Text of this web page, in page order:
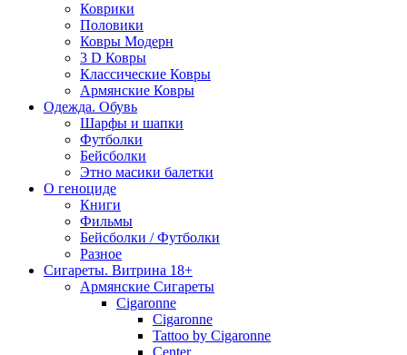
Коврики
Половики
Ковры Модерн
3 D Ковры
Классические Ковры
Армянские Ковры
Одежда. Обувь
Шарфы и шапки
Футболки
Бейсболки
Этно масики балетки
О геноциде
Книги
Фильмы
Бейсболки / Футболки
Разное
Сигареты. Витрина 18+
Армянские Сигареты
Cigaronne
Cigaronne
Tattoo by Cigaronne
Center